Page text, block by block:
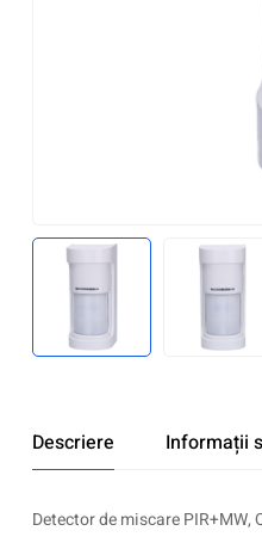
Descriere Informații
Detector de miscare